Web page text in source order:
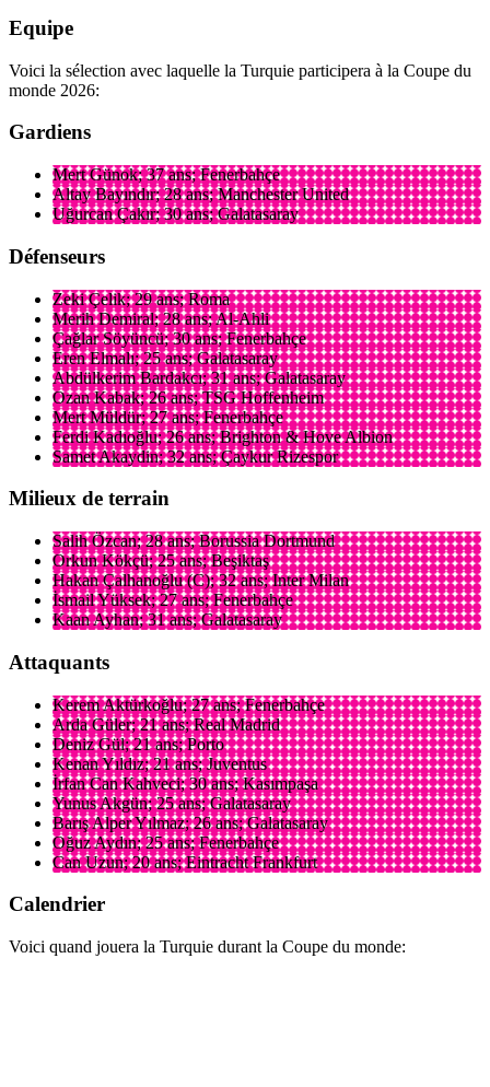
Equipe
Voici la sélection avec laquelle la Turquie participera à la Coupe du
monde 2026:
Gardiens
Mert Günok; 37 ans; Fenerbahçe
Altay Bayındır; 28 ans; Manchester United
Uğurcan Çakır; 30 ans; Galatasaray
Défenseurs
Zeki Çelik; 29 ans; Roma
Merih Demiral; 28 ans; Al-Ahli
Çağlar Söyüncü; 30 ans; Fenerbahçe
Eren Elmalı; 25 ans; Galatasaray
Abdülkerim Bardakcı; 31 ans; Galatasaray
Ozan Kabak; 26 ans; TSG Hoffenheim
Mert Müldür; 27 ans; Fenerbahçe
Ferdi Kadıoğlu; 26 ans; Brighton & Hove Albion
Samet Akaydin; 32 ans; Çaykur Rizespor
Milieux de terrain
Salih Özcan; 28 ans; Borussia Dortmund
Orkun Kökçü; 25 ans; Beşiktaş
Hakan Çalhanoğlu (C); 32 ans; Inter Milan
İsmail Yüksek; 27 ans; Fenerbahçe
Kaan Ayhan; 31 ans; Galatasaray
Attaquants
Kerem Aktürkoğlu; 27 ans; Fenerbahçe
Arda Güler; 21 ans; Real Madrid
Deniz Gül; 21 ans; Porto
Kenan Yıldız; 21 ans; Juventus
İrfan Can Kahveci; 30 ans; Kasımpaşa
Yunus Akgün; 25 ans; Galatasaray
Barış Alper Yılmaz; 26 ans; Galatasaray
Oğuz Aydın; 25 ans; Fenerbahçe
Can Uzun; 20 ans; Eintracht Frankfurt
Calendrier
Voici quand jouera la Turquie durant la Coupe du monde: